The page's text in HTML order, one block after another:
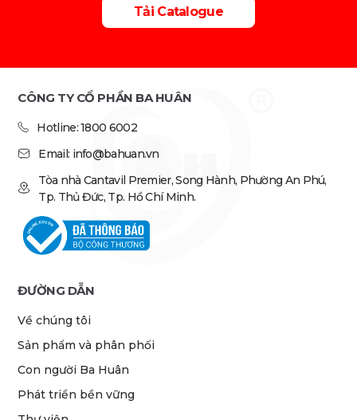
Tải Catalogue
CÔNG TY CỔ PHẦN BA HUÂN
Hotline: 1800 6002
Email: info@bahuan.vn
Tòa nhà Cantavil Premier, Song Hành, Phường An Phú,
Tp. Thủ Đức, Tp. Hồ Chí Minh.
ĐƯỜNG DẪN
Về chúng tôi
Sản phẩm và phân phối
Con người Ba Huân
Phát triển bền vững